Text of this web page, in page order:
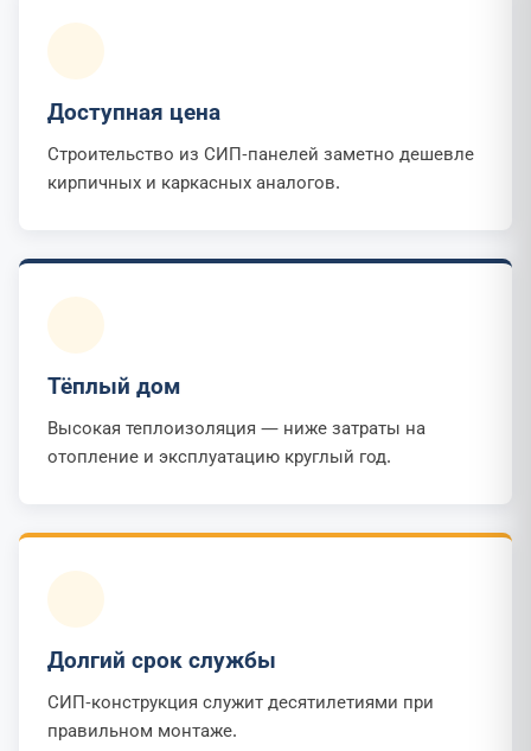
Доступная цена
Строительство из СИП-панелей заметно дешевле
кирпичных и каркасных аналогов.
Тёплый дом
Высокая теплоизоляция — ниже затраты на
отопление и эксплуатацию круглый год.
Долгий срок службы
СИП-конструкция служит десятилетиями при
правильном монтаже.